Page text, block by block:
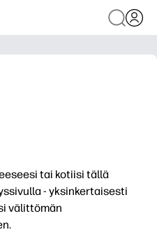
tai kotiisi tällä
- yksinkertaisesti
välittömän